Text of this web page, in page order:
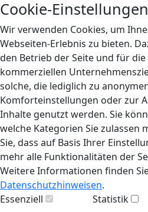
Cookie-Einstellungen
Wir verwenden Cookies, um
Webseiten-Erlebnis zu bieten.
den Betrieb der Seite und für
kommerziellen
solche, die lediglich zu
Komforteinstellungen oder zur
Inhalte genutzt werden. Sie
welche Kategorien Sie zulassen
Sie, dass auf Basis Ihrer
mehr alle Funktionalitäten der
Weitere Informationen finden
Datenschutzhinweisen.
Essenziell
Statistik